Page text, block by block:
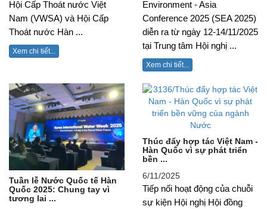
Hội Cấp Thoát nước Việt
Nam (VWSA) và Hội Cấp
Thoát nước Hàn ...
Xem chi tiết...
Environment - Asia
Conference 2025 (SEA 2025)
diễn ra từ ngày 12-14/11/2025
tại Trung tâm Hội nghị ...
Xem chi tiết...
Tuần lễ Nước Quốc tế Hàn
Quốc 2025: Chung tay vì
tương lai ...
Thúc đẩy hợp tác Việt Nam -
Hàn Quốc vì sự phát triển
bền ...
6/11/2025
Tiếp nối hoạt động của chuỗi
sự kiện Hội nghị Hội đồng